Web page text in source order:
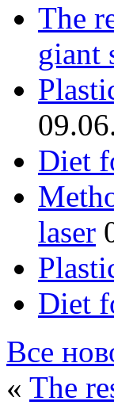
The
giant
Diet
laser
Diet
Все
« The